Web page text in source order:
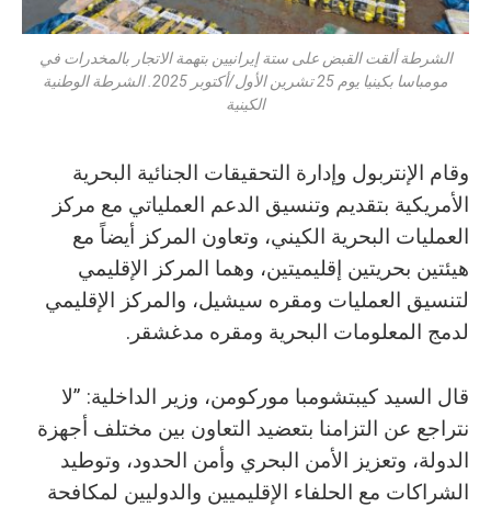
الشرطة ألقت القبض على ستة إيرانيين بتهمة الاتجار بالمخدرات في
مومباسا بكينيا يوم 25 تشرين الأول/أكتوبر 2025. الشرطة الوطنية
الكينية
وقام الإنتربول وإدارة التحقيقات الجنائية البحرية
الأمريكية بتقديم وتنسيق الدعم العملياتي مع مركز
العمليات البحرية الكيني، وتعاون المركز أيضاً مع
هيئتين بحريتين إقليميتين، وهما المركز الإقليمي
لتنسيق العمليات ومقره سيشيل، والمركز الإقليمي
لدمج المعلومات البحرية ومقره مدغشقر.
قال السيد كيبتشومبا موركومن، وزير الداخلية: ”لا
نتراجع عن التزامنا بتعضيد التعاون بين مختلف أجهزة
الدولة، وتعزيز الأمن البحري وأمن الحدود، وتوطيد
الشراكات مع الحلفاء الإقليميين والدوليين لمكافحة